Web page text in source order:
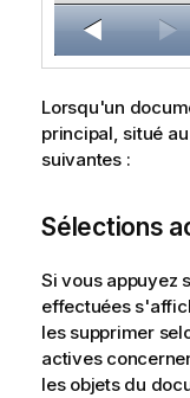
Lorsqu'un
principal, situé
suivantes :
Sélections
Si vous appuyez
effectuées
les supprimer
actives
les objets du